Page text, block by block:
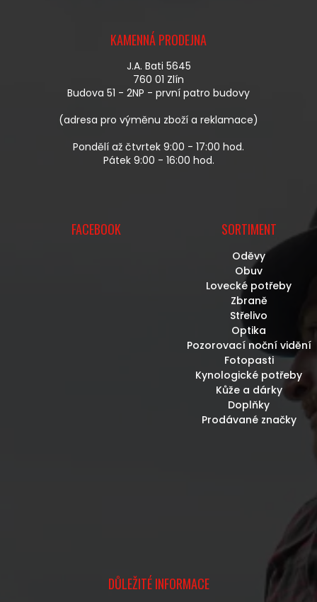
Í
P
R
V
K
V
P
I
KAMENNÁ PRODEJNA
J.A. Bati 5645
760 01 Zlín
Budova 51 - 2NP - první patro budovy
(adresa pro výměnu zboží a reklamace)
Pondělí až čtvrtek 9:00 - 17:00 hod.
Pátek 9:00 - 16:00 hod.
FACEBOOK SORTIMENT
Oděvy
Obuv
Lovecké potřeby
Zbraně
Střelivo
Optika
Pozorovací noční vidění
Fotopasti
Kynologické potřeby
Kůže a dárky
Doplňky
Prodávané značky
DŮLEŽITÉ INFORMACE